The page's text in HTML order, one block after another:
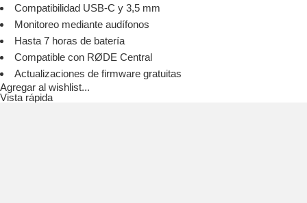
Compatibilidad USB-C y 3,5 mm
Monitoreo mediante audífonos
Hasta 7 horas de batería
Compatible con RØDE Central
Actualizaciones de firmware gratuitas
Agregar al wishlist...
Vista rápida